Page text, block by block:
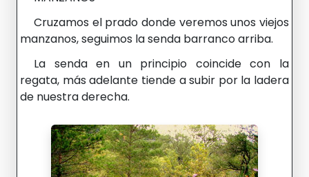
Cruzamos el prado donde veremos unos viejos
manzanos, seguimos la senda barranco arriba.
La senda en un principio coincide con la
regata, más adelante tiende a subir por la ladera
de nuestra derecha.